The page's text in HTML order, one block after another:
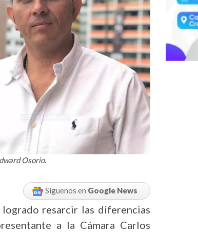
Osorio.
Síguenos en Google News
resarcir las diferencias
a la Cámara Carlos